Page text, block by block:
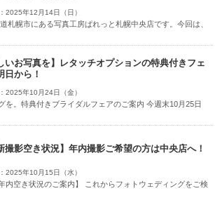
豊富なドレス
データ即日受け取り
豊富なカラードレス
豊富な色打掛・着物
ウェルカムボードの作成
ペットと撮影
2025年12月14日（日）
札幌市にある写真工房ぱれっと札幌中央店です。今回は、
いお写真を】レタッチオプションの特典付きフェ
日から！
2025年10月24日（金）
を。特典付きブライダルフェアのご案内 今週末10月25日
撮影空き状況】年内撮影ご希望の方は中央店へ！
2025年10月15日（水）
内空き状況のご案内】 これからフォトウェディングをご検